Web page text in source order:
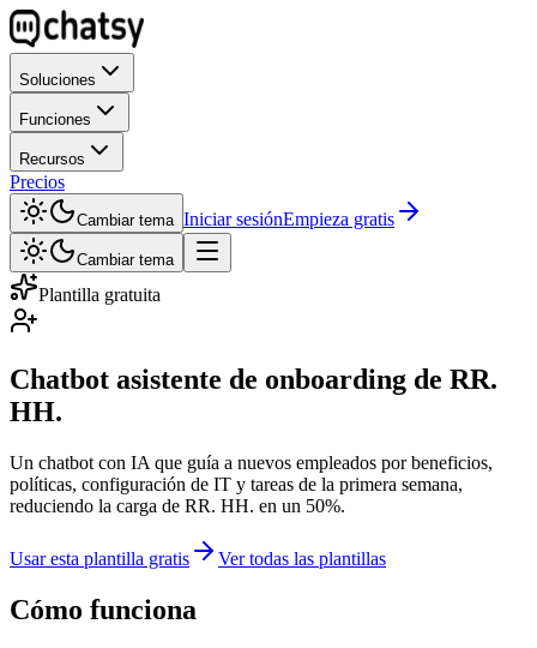
Soluciones
Funciones
Recursos
Precios
Cambiar tema Iniciar sesiónEmpieza gratis
Cambiar tema
Plantilla gratuita
Chatbot asistente de onboarding de RR.
HH.
Un chatbot con IA que guía a nuevos empleados por beneficios,
políticas, configuración de IT y tareas de la primera semana,
reduciendo la carga de RR. HH. en un 50%.
Usar esta plantilla gratis Ver todas las plantillas
Cómo funciona